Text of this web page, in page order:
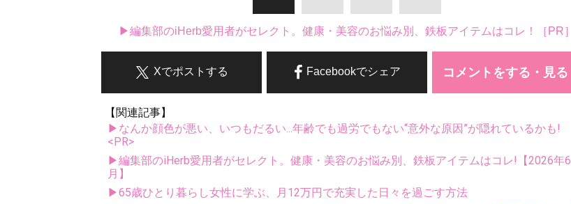
▶編集部のiHerb愛用者がセレクト。健康・美容のお悩み別、鉄板アイテムはコレ！［PR］
コメントをする・見る
Facebookでシェア
Xでポストする
【関連記事】
▶なんか顔色が悪い、いつもだるい...年齢でも過労でもない“意外な原因”が隠れているかも!
<PR>
▶編集部のiHerb愛用者がセレクト。健康・美容のお悩み別、鉄板アイテムはコレ!【2026年6
月】
▶65歳ひとり暮らし女性に学ぶ、月12万円で充実した日々を過ごす方法